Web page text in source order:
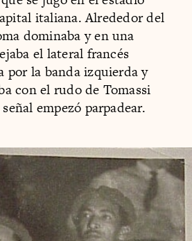
italiana. Alrededor del
dominaba y en una
el lateral francés
por la banda izquierda y
con el rudo de Tomassi
empezó parpadear.